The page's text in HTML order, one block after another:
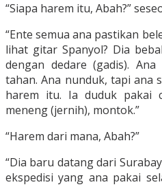
“Siapa harem itu, Abah?”
“Ente semua ana pastikan
lihat gitar Spanyol? Dia
dengan dedare (gadis).
tahan. Ana nunduk, tapi ana
harem itu. Ia duduk pakai
meneng (jernih), montok.”
“Harem dari mana, Abah?”
“Dia baru datang dari
ekspedisi yang ana pakai